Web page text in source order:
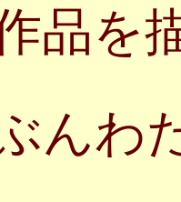
品を
んわ